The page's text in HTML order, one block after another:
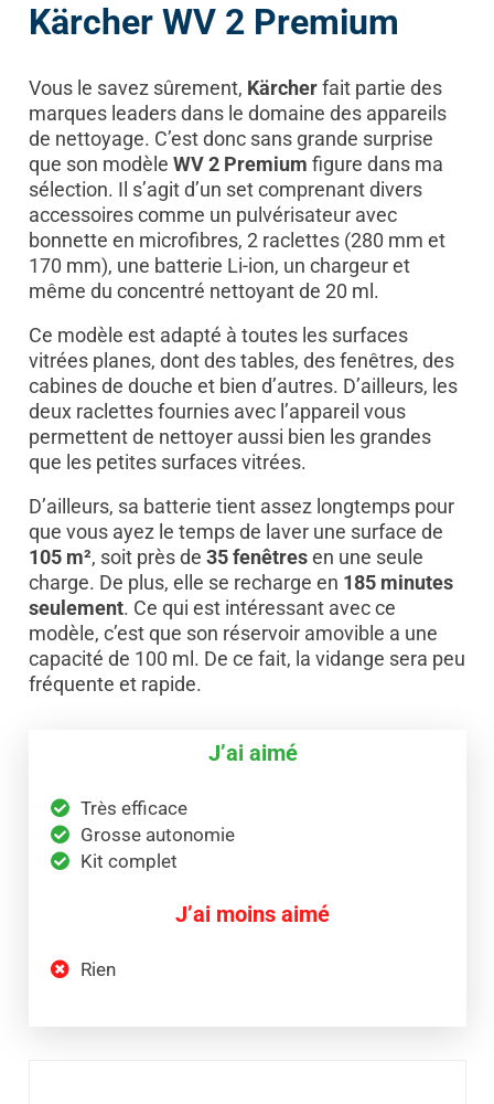
Kärcher WV 2 Premium
Vous le savez sûrement, Kärcherfait partie des
marques leaders dans le domaine des appareils
de nettoyage. C’est donc sans grande surprise
que son modèle WV 2 Premium figure dans ma
sélection. Il s’agit d’un set comprenant divers
accessoires comme un pulvérisateur avec
bonnette en microfibres, 2 raclettes (280 mm et
170 mm), une batterie Li-ion, un chargeur et
même du concentré nettoyant de 20 ml.
Ce modèle est adapté à toutes les surfaces
vitrées planes, dont des tables, des fenêtres, des
cabines de douche et bien d’autres. D’ailleurs, les
deux raclettes fournies avec l’appareil vous
permettent de nettoyer aussi bien les grandes
que les petites surfaces vitrées.
D’ailleurs, sa batterie tient assez longtemps pour
que vous ayez le temps de laver une surface de
105 m², soit près de 35 fenêtresen une seule
charge. De plus, elle se recharge en 185 minutes
seulement. Ce qui est intéressant avec ce
modèle, c’est que son réservoir amovible a une
capacité de 100 ml. De ce fait, la vidange sera peu
fréquente et rapide.
J’ai aimé
Très efficace
Grosse autonomie
Kit complet
J’ai moins aimé
Rien